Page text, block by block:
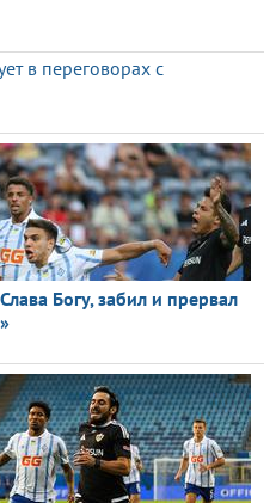
в переговорах с
Богу, забил и прервал